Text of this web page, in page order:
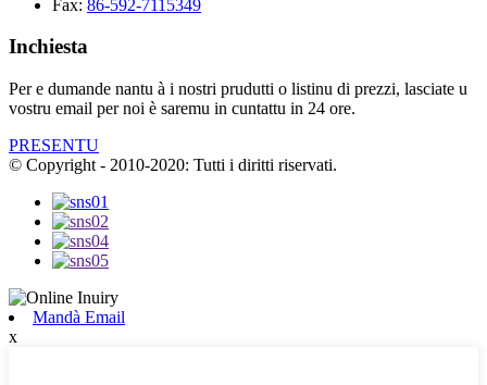
Fax: 86-592-7115349
Inchiesta
Per e dumande nantu à i nostri prudutti o listinu di prezzi, lasciate u
vostru email per noi è saremu in cuntattu in 24 ore.
PRESENTU
© Copyright - 2010-2020: Tutti i diritti riservati.
Mandà Email
x